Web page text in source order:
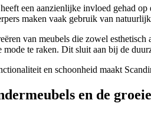
een aanzienlijke invloed gehad
maken vaak gebruik van
van meubels die zowel
mode te raken. Dit sluit aan bij de
en schoonheid maakt
en de